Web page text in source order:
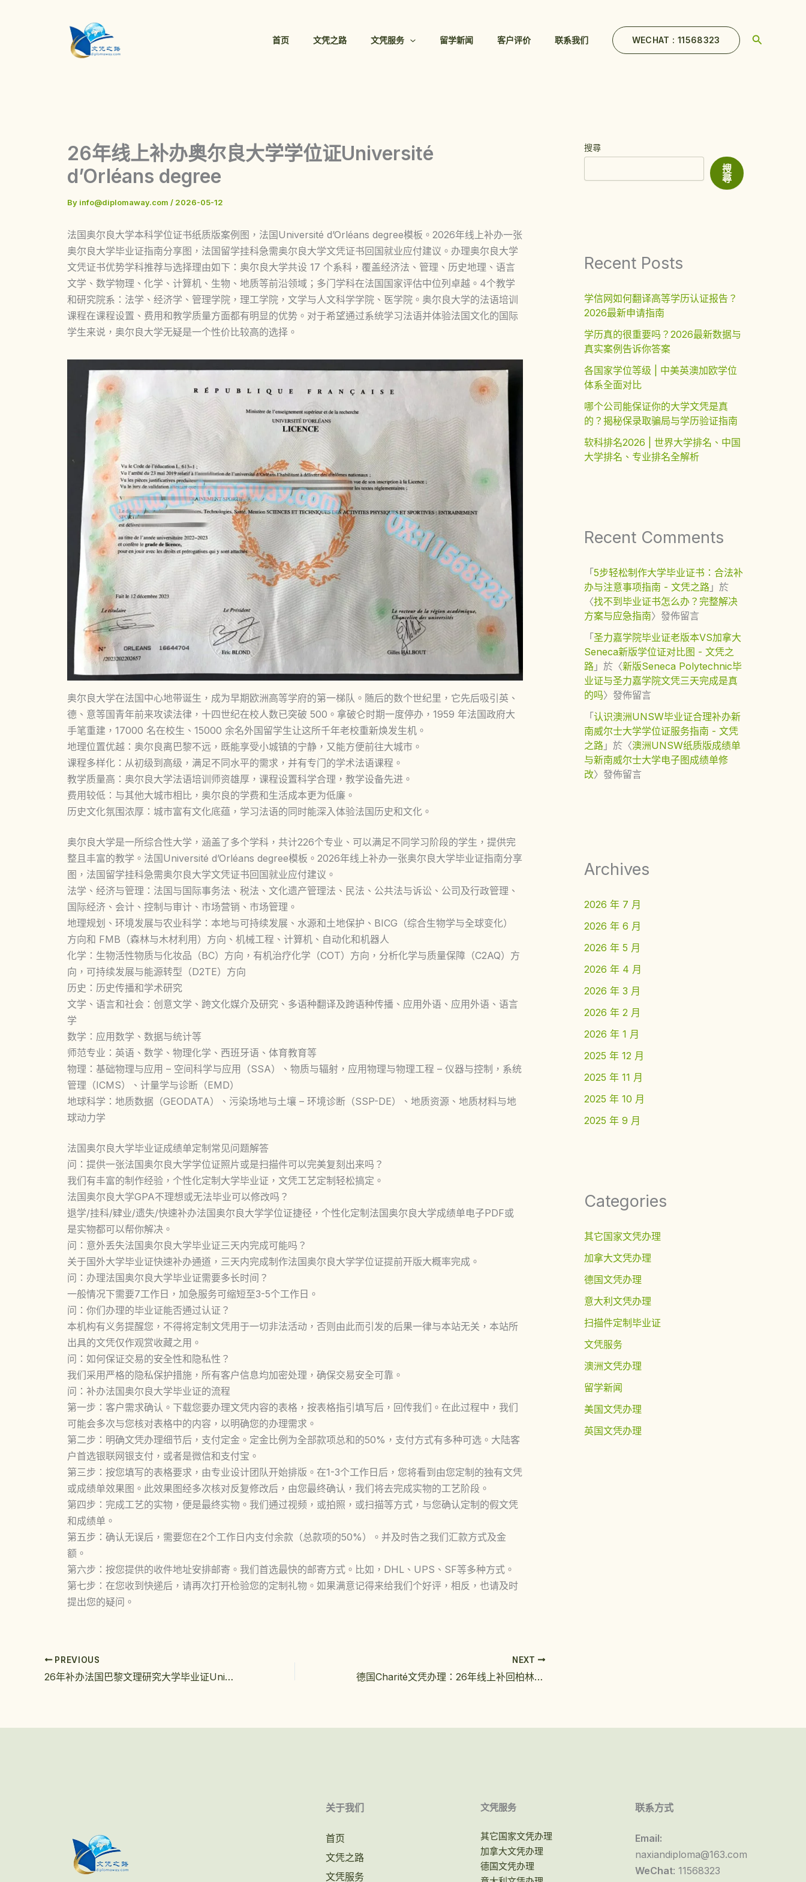
首页 文凭之路 文凭服务 留学新闻 客户评价 联系我们 WECHAT : 11568323 Search
26年线上补办奥尔良大学学位证Université
d’Orléans degree
By info@diplomaway.com / 2026-05-12
法国奥尔良大学本科学位证书纸质版案例图，法国Université d’Orléans degree模板。2026年线上补办一张
奥尔良大学毕业证指南分享图，法国留学挂科急需奥尔良大学文凭证书回国就业应付建议。办理奥尔良大学
文凭证书优势学科推荐与选择理由如下：奥尔良大学共设 17 个系科，覆盖经济法、管理、历史地理、语言
文学、数学物理、化学、计算机、生物、地质等前沿领域；多门学科在法国国家评估中位列卓越。4个教学
和研究院系：法学、经济学、管理学院，理工学院，文学与人文科学学院、医学院。奥尔良大学的法语培训
课程在课程设置、费用和教学质量方面都有明显的优势。对于希望通过系统学习法语并体验法国文化的国际
学生来说，奥尔良大学无疑是一个性价比较高的选择。
奥尔良大学在法国中心地带诞生，成为早期欧洲高等学府的第一梯队。随后的数个世纪里，它先后吸引英、
德、意等国青年前来攻读法律，十四世纪在校人数已突破 500。拿破仑时期一度停办，1959 年法国政府大
手笔重建，17000 名在校生、15000 余名外国留学生让这所千年老校重新焕发生机。
地理位置优越：奥尔良离巴黎不远，既能享受小城镇的宁静，又能方便前往大城市。
课程多样化：从初级到高级，满足不同水平的需求，并有专门的学术法语课程。
教学质量高：奥尔良大学法语培训师资雄厚，课程设置科学合理，教学设备先进。
费用较低：与其他大城市相比，奥尔良的学费和生活成本更为低廉。
历史文化氛围浓厚：城市富有文化底蕴，学习法语的同时能深入体验法国历史和文化。
奥尔良大学是一所综合性大学，涵盖了多个学科，共计226个专业、可以满足不同学习阶段的学生，提供完
整且丰富的教学。法国Université d’Orléans degree模板。2026年线上补办一张奥尔良大学毕业证指南分享
图，法国留学挂科急需奥尔良大学文凭证书回国就业应付建议。
法学、经济与管理：法国与国际事务法、税法、文化遗产管理法、民法、公共法与诉讼、公司及行政管理、
国际经济、会计、控制与审计、市场营销、市场管理。
地理规划、环境发展与农业科学：本地与可持续发展、水源和土地保护、BICG（综合生物学与全球变化）
方向和 FMB（森林与木材利用）方向、机械工程、计算机、自动化和机器人
化学：生物活性物质与化妆品（BC）方向，有机治疗化学（COT）方向，分析化学与质量保障（C2AQ）方
向，可持续发展与能源转型（D2TE）方向
历史：历史传播和学术研究
文学、语言和社会：创意文学、跨文化媒介及研究、多语种翻译及跨语种传播、应用外语、应用外语、语言
学
数学：应用数学、数据与统计等
师范专业：英语、数学、物理化学、西班牙语、体育教育等
物理：基础物理与应用 – 空间科学与应用（SSA）、物质与辐射，应用物理与物理工程 – 仪器与控制，系统
管理（ICMS）、计量学与诊断（EMD）
地球科学：地质数据（GEODATA）、污染场地与土壤 – 环境诊断（SSP-DE）、地质资源、地质材料与地
球动力学
法国奥尔良大学毕业证成绩单定制常见问题解答
问：提供一张法国奥尔良大学学位证照片或是扫描件可以完美复刻出来吗？
我们有丰富的制作经验，个性化定制大学毕业证，文凭工艺定制轻松搞定。
法国奥尔良大学GPA不理想或无法毕业可以修改吗？
退学/挂科/肄业/遗失/快速补办法国奥尔良大学学位证捷径，个性化定制法国奥尔良大学成绩单电子PDF或
是实物都可以帮你解决。
问：意外丢失法国奥尔良大学毕业证三天内完成可能吗？
关于国外大学毕业证快速补办通道，三天内完成制作法国奥尔良大学学位证提前开版大概率完成。
问：办理法国奥尔良大学毕业证需要多长时间？
一般情况下需要7工作日，加急服务可缩短至3-5个工作日。
问：你们办理的毕业证能否通过认证？
本机构有义务提醒您，不得将定制文凭用于一切非法活动，否则由此而引发的后果一律与本站无关，本站所
出具的文凭仅作观赏收藏之用。
问：如何保证交易的安全性和隐私性？
我们采用严格的隐私保护措施，所有客户信息均加密处理，确保交易安全可靠。
问：补办法国奥尔良大学毕业证的流程
第一步：客户需求确认。下载您要办理文凭内容的表格，按表格指引填写后，回传我们。在此过程中，我们
可能会多次与您核对表格中的内容，以明确您的办理需求。
第二步：明确文凭办理细节后，支付定金。定金比例为全部款项总和的50%，支付方式有多种可选。大陆客
户首选银联网银支付，或者是微信和支付宝。
第三步：按您填写的表格要求，由专业设计团队开始排版。在1-3个工作日后，您将看到由您定制的独有文凭
或成绩单效果图。此效果图经多次核对反复修改后，由您最终确认，我们将去完成实物的工艺阶段。
第四步：完成工艺的实物，便是最终实物。我们通过视频，或拍照，或扫描等方式，与您确认定制的假文凭
和成绩单。
第五步：确认无误后，需要您在2个工作日内支付余款（总款项的50%）。并及时告之我们汇款方式及金
额。
第六步：按您提供的收件地址安排邮寄。我们首选最快的邮寄方式。比如，DHL、UPS、SF等多种方式。
第七步：在您收到快递后，请再次打开检验您的定制礼物。如果满意记得来给我们个好评，相反，也请及时
提出您的疑问。
PREVIOUS
26年补办法国巴黎文理研究大学毕业证Université PSL DIPLOMA
NEXT
德国Charité文凭办理：26年线上补回柏林夏里特医学院毕业证
搜尋
搜
尋
Recent Posts
学信网如何翻译高等学历认证报告？
2026最新申请指南
学历真的很重要吗？2026最新数据与
真实案例告诉你答案
各国家学位等级 | 中美英澳加欧学位
体系全面对比
哪个公司能保证你的大学文凭是真
的？揭秘保录取骗局与学历验证指南
软科排名2026 | 世界大学排名、中国
大学排名、专业排名全解析
Recent Comments
「5步轻松制作大学毕业证书：合法补
办与注意事项指南 - 文凭之路 」於
〈找不到毕业证书怎么办？完整解决
方案与应急指南〉發佈留言
「圣力嘉学院毕业证老版本VS加拿大
Seneca新版学位证对比图 - 文凭之
路 」於〈新版Seneca Polytechnic毕
业证与圣力嘉学院文凭三天完成是真
的吗〉發佈留言
「认识澳洲UNSW毕业证合理补办新
南威尔士大学学位证服务指南 - 文凭
之路 」於〈澳洲UNSW纸质版成绩单
与新南威尔士大学电子图成绩单修
改〉發佈留言
Archives
2026 年 7 月
2026 年 6 月
2026 年 5 月
2026 年 4 月
2026 年 3 月
2026 年 2 月
2026 年 1 月
2025 年 12 月
2025 年 11 月
2025 年 10 月
2025 年 9 月
Categories
其它国家文凭办理
加拿大文凭办理
德国文凭办理
意大利文凭办理
扫描件定制毕业证
文凭服务
澳洲文凭办理
留学新闻
美国文凭办理
英国文凭办理
关于我们
首页
文凭之路
文凭服务
文凭服务
其它国家文凭办理
加拿大文凭办理
德国文凭办理
联系方式
Email:
naxiandiploma@163.com
WeChat: 11568323